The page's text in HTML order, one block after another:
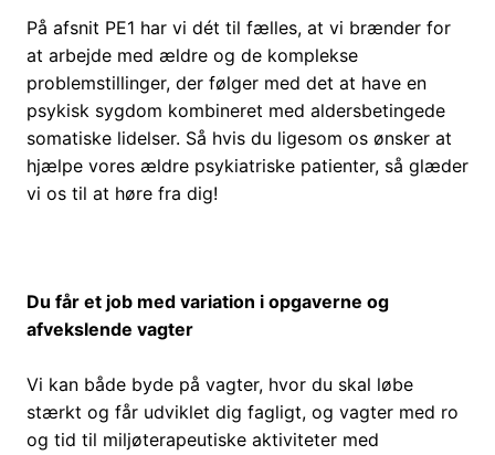
På afsnit PE1 har vi dét til fælles, at vi brænder for
at arbejde med ældre og de komplekse
problemstillinger, der følger med det at have en
psykisk sygdom kombineret med aldersbetingede
somatiske lidelser. Så hvis du ligesom os ønsker at
hjælpe vores ældre psykiatriske patienter, så glæder
vi os til at høre fra dig!
Du får et job med variation i opgaverne og
afvekslende vagter
Vi kan både byde på vagter, hvor du skal løbe
stærkt og får udviklet dig fagligt, og vagter med ro
og tid til miljøterapeutiske aktiviteter med